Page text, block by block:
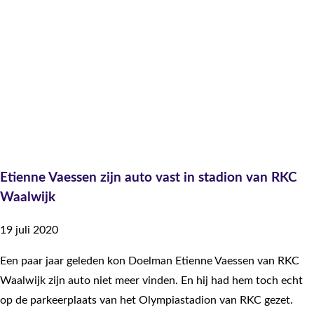
Etienne Vaessen zijn auto vast in stadion van RKC
Waalwijk
19 juli 2020
Een paar jaar geleden kon Doelman Etienne Vaessen van RKC
Waalwijk zijn auto niet meer vinden. En hij had hem toch echt
op de parkeerplaats van het Olympiastadion van RKC gezet.